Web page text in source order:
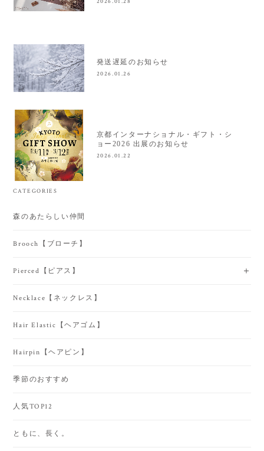
発送遅延のお知らせ
2026.01.26
京都インターナショナル・ギフト・シ
ョー2026 出展のお知らせ
2026.01.22
CATEGORIES
森のあたらしい仲間
Brooch【ブローチ】
Pierced【ピアス】
Necklace【ネックレス】
Hair Elastic【ヘアゴム】
Hairpin【ヘアピン】
季節のおすすめ
人気TOP12
ともに、長く。